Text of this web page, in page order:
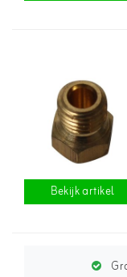
Bekijk artikel